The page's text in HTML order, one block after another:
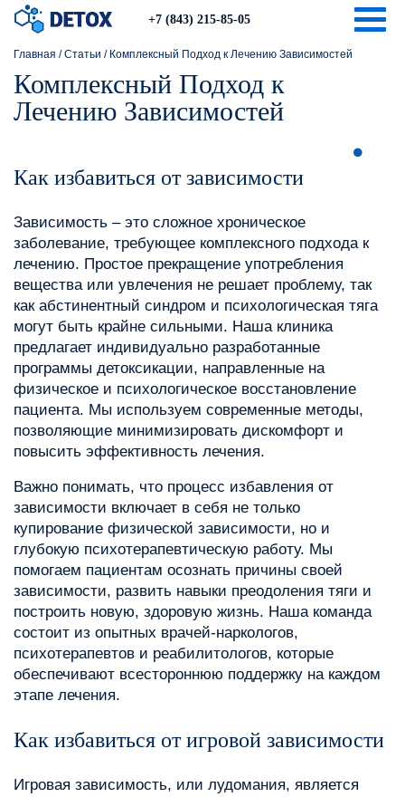
+7 (843) 215-85-05
Главная /Статьи / Комплексный Подход к Лечению Зависимостей
Комплексный Подход к
Лечению Зависимостей
Как избавиться от зависимости
Зависимость – это сложное хроническое
заболевание, требующее комплексного подхода к
лечению. Простое прекращение употребления
вещества или увлечения не решает проблему, так
как абстинентный синдром и психологическая тяга
могут быть крайне сильными. Наша клиника
предлагает индивидуально разработанные
программы детоксикации, направленные на
физическое и психологическое восстановление
пациента. Мы используем современные методы,
позволяющие минимизировать дискомфорт и
повысить эффективность лечения.
Важно понимать, что процесс избавления от
зависимости включает в себя не только
купирование физической зависимости, но и
глубокую психотерапевтическую работу. Мы
помогаем пациентам осознать причины своей
зависимости, развить навыки преодоления тяги и
построить новую, здоровую жизнь. Наша команда
состоит из опытных врачей-наркологов,
психотерапевтов и реабилитологов, которые
обеспечивают всестороннюю поддержку на каждом
этапе лечения.
Как избавиться от игровой зависимости
Игровая зависимость, или лудомания, является